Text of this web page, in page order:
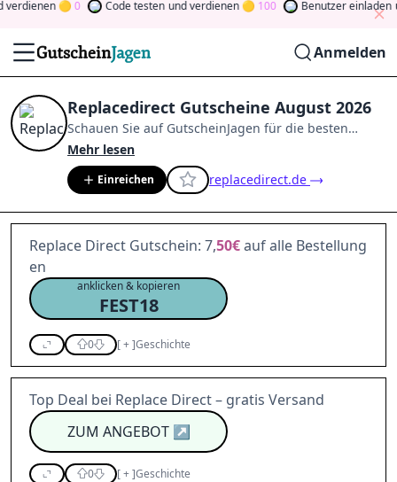
0 Code testen und verdienen 100 Benutzer einladen
Anmelden
Replacedirect Gutscheine August 2026
Schauen Sie auf GutscheinJagen für die besten
Replacedirect
Mitglied der Community
indem Sie durch Abstimmen, Testen, Teilen und
mehr beitragen.
Drehen Sie den Glücksklee
gewinnen Sie Geld
Mehr lesen
Einreichen replacedirect.de
Replace Direct Gutschein: 7,50€auf alle Bestellung
en
anklicken & kopieren
FEST18
0 [+]Geschichte
Top Deal bei Replace Direct – gratis Versand
ZUM ANGEBOT↗
0 [+]Geschichte